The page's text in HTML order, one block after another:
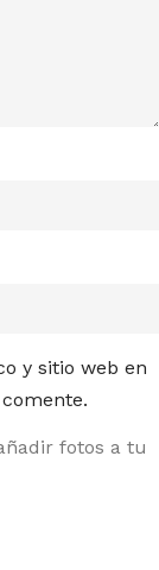
y sitio web en
fotos a tu